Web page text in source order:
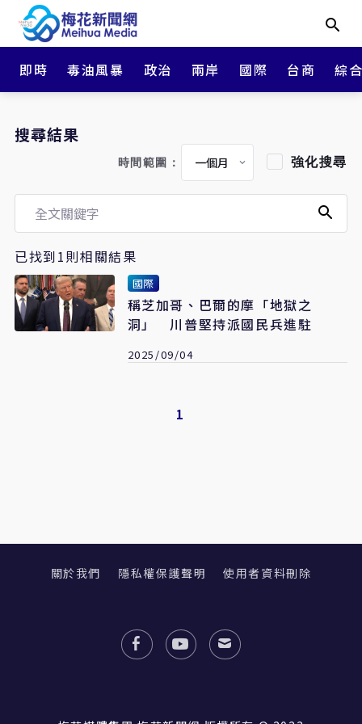
即時 毒油風暴 政治 兩岸 國際 台商 綜
搜尋結果
時間範圍： 強化搜尋
已找到1則相關結果
國際
稱芝加哥、巴爾的摩「地獄之
洞」 川普堅持派國民兵進駐
2025/09/04
1
關於我們 隱私權保護聲明 使用者資料刪除